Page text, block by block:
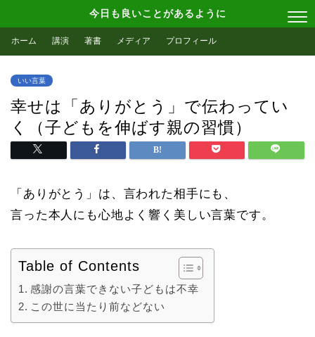
今日も良いことがあるように
ホーム 講演 著書 メディア プロフィール
いい言葉
幸せは「ありがとう」で伝わってい
く（子どもを伸ばす親の習慣）
「ありがとう」は、言われた相手にも、
言った本人にも心地よく響く美しい言葉です。
Table of Contents
感謝の言葉できない子どもは不幸
この世に当たり前などない